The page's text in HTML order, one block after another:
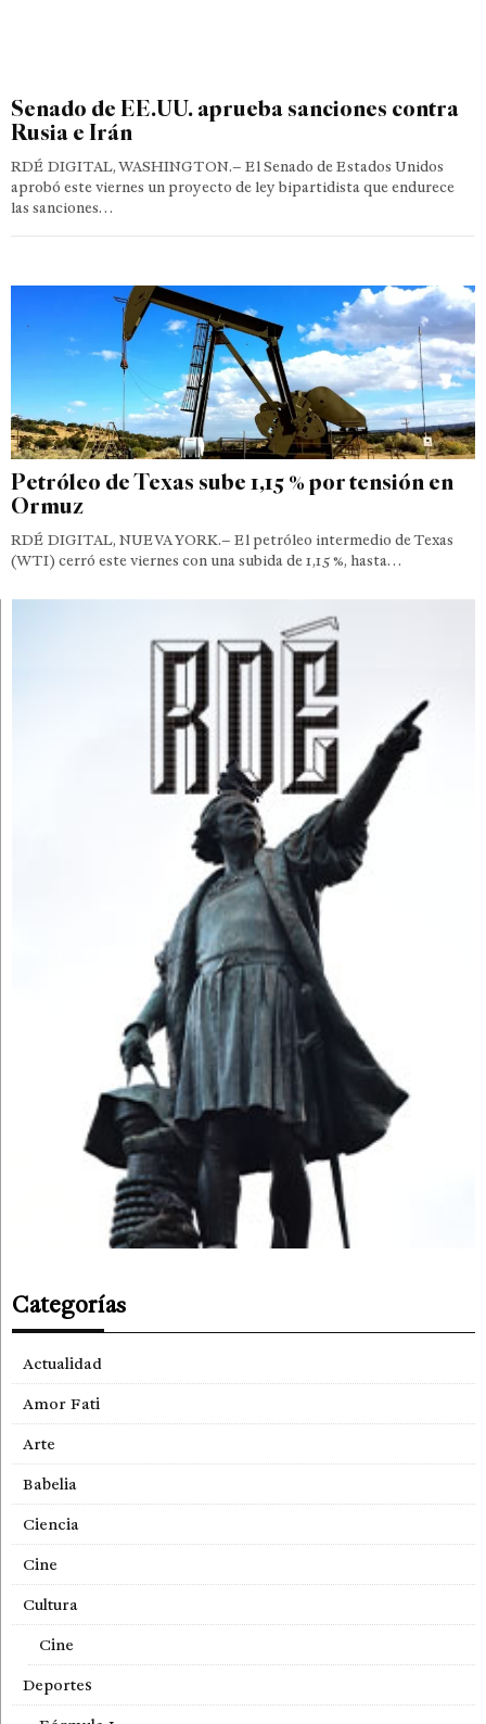
Senado de EE.UU. aprueba sanciones contra
Rusia e Irán
RDÉ DIGITAL, WASHINGTON.– El Senado de Estados Unidos
aprobó este viernes un proyecto de ley bipartidista que endurece
las sanciones…
Petróleo de Texas sube 1,15 % por tensión en
Ormuz
RDÉ DIGITAL, NUEVA YORK.– El petróleo intermedio de Texas
(WTI) cerró este viernes con una subida de 1,15 %, hasta…
Categorías
Actualidad
Amor Fati
Arte
Babelia
Ciencia
Cine
Cultura
Cine
Deportes